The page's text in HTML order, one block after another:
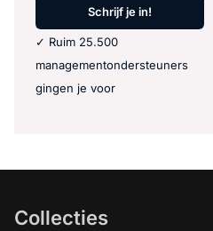
Schrijf je in!
✓ Ruim 25.500
managementondersteuners
gingen je voor
Collecties